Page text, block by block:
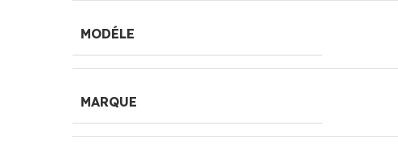
MODÉLE
MARQUE